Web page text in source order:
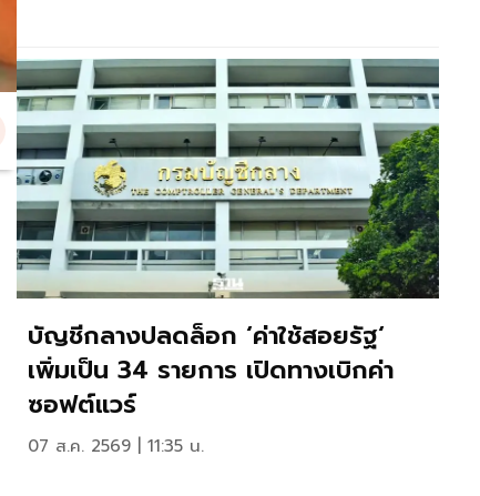
บัญชีกลางปลดล็อก ‘ค่าใช้สอยรัฐ‘
เพิ่มเป็น 34 รายการ เปิดทางเบิกค่า
ซอฟต์แวร์
07 ส.ค. 2569 | 11:35 น.